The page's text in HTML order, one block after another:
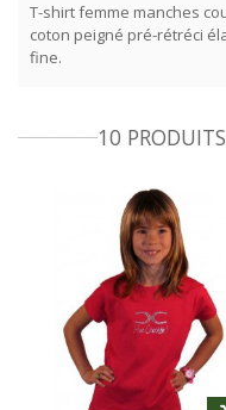
T-shirt femme manches
coton peigné pré-rétréci
fine.
10